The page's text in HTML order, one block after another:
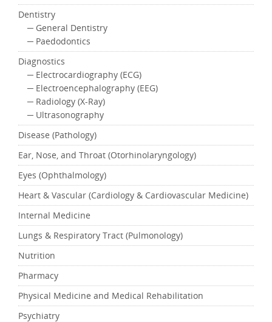
Dentistry
─ General Dentistry
─ Paedodontics
Diagnostics
─ Electrocardiography (ECG)
─ Electroencephalography (EEG)
─ Radiology (X-Ray)
─ Ultrasonography
Disease (Pathology)
Ear, Nose, and Throat (Otorhinolaryngology)
Eyes (Ophthalmology)
Heart & Vascular (Cardiology & Cardiovascular Medicine)
Internal Medicine
Lungs & Respiratory Tract (Pulmonology)
Nutrition
Pharmacy
Physical Medicine and Medical Rehabilitation
Psychiatry